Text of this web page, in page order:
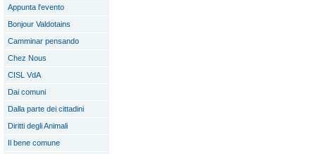
Appunta l'evento
Bonjour Valdotains
Camminar pensando
Chez Nous
CISL VdA
Dai comuni
Dalla parte dei cittadini
Diritti degli Animali
Il bene comune